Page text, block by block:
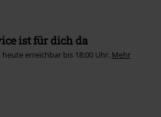
ist für dich da
erreichbar bis 18:00 Uhr. Mehr